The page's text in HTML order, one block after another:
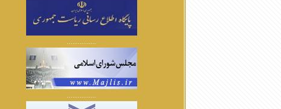
................
................